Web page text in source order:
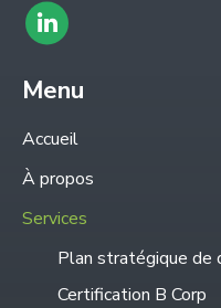
Trouvez
:
LinkedIn
page
opens
in
new
window
Menu
Accueil
À propos
Services
Plan stratégique de
Certification B Corp